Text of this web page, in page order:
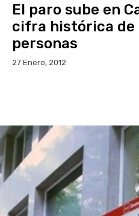
El paro sube en
cifra histórica de
personas
27 Enero, 2012